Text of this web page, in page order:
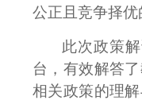
公正且竞争择
此次政策
台，有效解答
相关政策的理